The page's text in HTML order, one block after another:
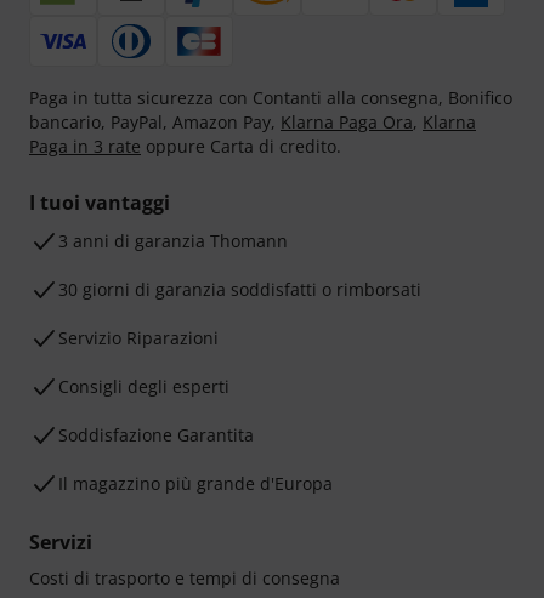
Paga in tutta sicurezza con Contanti alla consegna, Bonifico
bancario, PayPal, Amazon Pay, Klarna Paga Ora, Klarna
Paga in 3 rate oppure Carta di credito.
I tuoi vantaggi
3 anni di garanzia Thomann
30 giorni di garanzia soddisfatti o rimborsati
Servizio Riparazioni
Consigli degli esperti
Soddisfazione Garantita
Il magazzino più grande d'Europa
Servizi
Costi di trasporto e tempi di consegna